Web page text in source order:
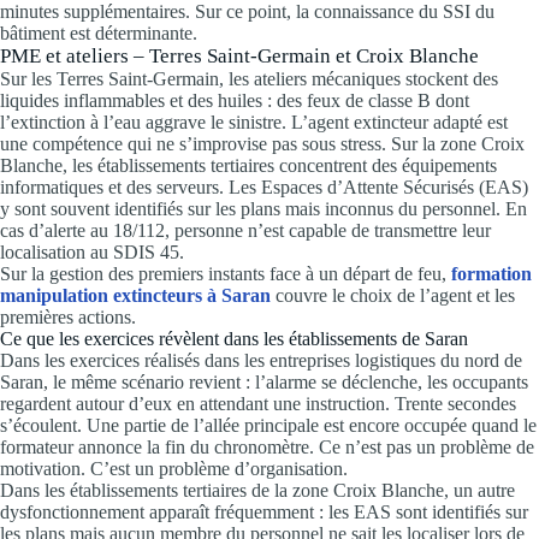
minutes supplémentaires. Sur ce point, la connaissance du SSI du
bâtiment est déterminante.
PME et ateliers – Terres Saint-Germain et Croix Blanche
Sur les Terres Saint-Germain, les ateliers mécaniques stockent des
liquides inflammables et des huiles : des feux de classe B dont
l’extinction à l’eau aggrave le sinistre. L’agent extincteur adapté est
une compétence qui ne s’improvise pas sous stress. Sur la zone Croix
Blanche, les établissements tertiaires concentrent des équipements
informatiques et des serveurs. Les Espaces d’Attente Sécurisés (EAS)
y sont souvent identifiés sur les plans mais inconnus du personnel. En
cas d’alerte au 18/112, personne n’est capable de transmettre leur
localisation au SDIS 45.
Sur la gestion des premiers instants face à un départ de feu, formation
manipulation extincteurs à Saran couvre le choix de l’agent et les
premières actions.
Ce que les exercices révèlent dans les établissements de Saran
Dans les exercices réalisés dans les entreprises logistiques du nord de
Saran, le même scénario revient : l’alarme se déclenche, les occupants
regardent autour d’eux en attendant une instruction. Trente secondes
s’écoulent. Une partie de l’allée principale est encore occupée quand le
formateur annonce la fin du chronomètre. Ce n’est pas un problème de
motivation. C’est un problème d’organisation.
Dans les établissements tertiaires de la zone Croix Blanche, un autre
dysfonctionnement apparaît fréquemment : les EAS sont identifiés sur
les plans mais aucun membre du personnel ne sait les localiser lors de